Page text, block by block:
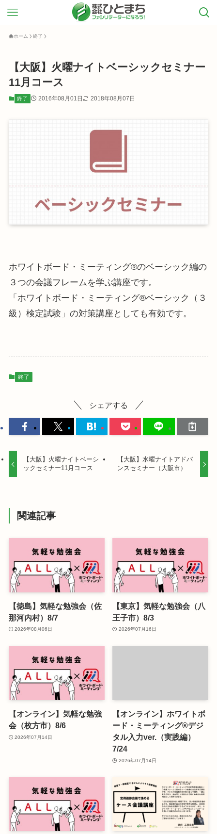
ホーム 終了
【大阪】火曜ナイトベーシックセミナー
11月コース
終了 2016年08月01日 2018年08月07日
ホワイトボード・ミーティング®のベーシック編の
３つの会議フレームを学ぶ講座です。
「ホワイトボード・ミーティング®ベーシック（３
級）検定試験」の対策講座としても有効です。
終了
シェアする
【大阪】火曜ナイトベーシ
ックセミナー11月コース
【大阪】水曜ナイトアドバ
ンスセミナー（大阪市）
関連記事
【徳島】気軽な勉強会（佐
那河内村）8/7
2026年08月06日
【東京】気軽な勉強会（八
王子市）8/3
2026年07月16日
【オンライン】気軽な勉強
会（枚方市）8/6
2026年07月14日
【オンライン】ホワイトボ
ード・ミーティング®デジ
タル入力ver.（実践編）
7/24
2026年07月14日